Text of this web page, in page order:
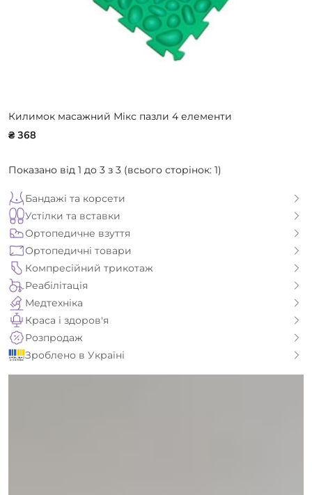
Килимок масажний Мікс пазли 4 елементи
₴ 368
Показано від 1 до 3 з 3 (всього сторінок: 1)
Бандажі та корсети
Устілки та вставки
Ортопедичне взуття
Ортопедичні товари
Компресійний трикотаж
Реабілітація
Медтехніка
Краса і здоров'я
Розпродаж
Зроблено в Україні